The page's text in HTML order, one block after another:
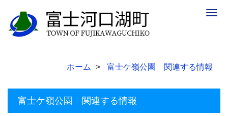
ホーム 富士ケ嶺公園 関連する情報
富士ケ嶺公園 関連する情報